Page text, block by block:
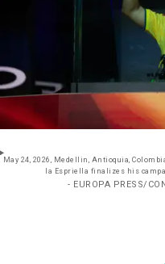
May 24, 2026, Medellin, Antioquia,
la Espriella finalizes his
- EUROPA PRESS/